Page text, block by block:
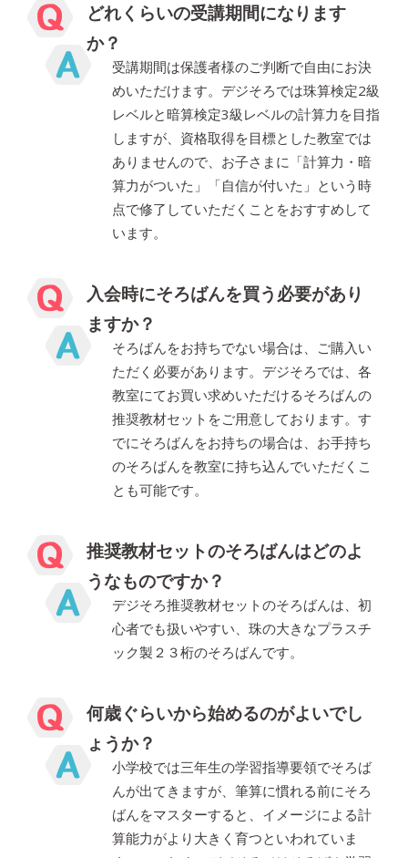
どれくらいの受講期間になります
か？
受講期間は保護者様のご判断で自由にお決
めいただけます。デジそろでは珠算検定2級
レベルと暗算検定3級レベルの計算力を目指
しますが、資格取得を目標とした教室では
ありませんので、お子さまに「計算力・暗
算力がついた」「自信が付いた」という時
点で修了していただくことをおすすめして
います。
入会時にそろばんを買う必要があり
ますか？
そろばんをお持ちでない場合は、ご購入い
ただく必要があります。デジそろでは、各
教室にてお買い求めいただけるそろばんの
推奨教材セットをご用意しております。す
でにそろばんをお持ちの場合は、お手持ち
のそろばんを教室に持ち込んでいただくこ
とも可能です。
推奨教材セットのそろばんはどのよ
うなものですか？
デジそろ推奨教材セットのそろばんは、初
心者でも扱いやすい、珠の大きなプラスチ
ック製２３桁のそろばんです。
何歳ぐらいから始めるのがよいでし
ょうか？
小学校では三年生の学習指導要領でそろば
んが出てきますが、筆算に慣れる前にそろ
ばんをマスターすると、イメージによる計
算能力がより大きく育つといわれていま